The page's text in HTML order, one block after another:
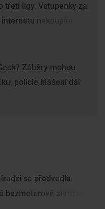
třetí ligy. Vstupenky za
nekoupíte
Záběry mohou
policie hlášení dál
se předvedla
bezmotorové akrobacii